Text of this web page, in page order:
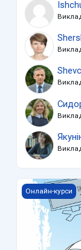
Коли фейки
Онлайн-курси